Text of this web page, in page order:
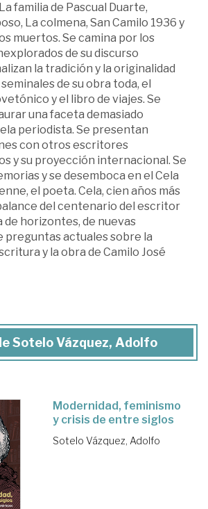
familia de Pascual Duarte,
La colmena, San Camilo 1936 y
muertos. Se camina por los
de su discurso
la tradición y la originalidad
de su obra toda, el
y el libro de viajes. Se
una faceta demasiado
periodista. Se presentan
con otros escritores
y su proyección internacional. Se
y se desemboca en el Cela
el poeta. Cela, cien años más
del centenario del escritor
de horizontes, de nuevas
preguntas actuales sobre la
y la obra de Camilo José
Sotelo Vázquez, Adolfo
Modernidad, feminismo
y crisis de entre siglos
Sotelo Vázquez, Adolfo